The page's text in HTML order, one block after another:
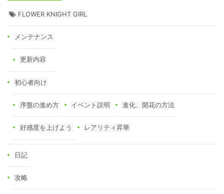
FLOWER KNIGHT GIRL
メンテナンス
更新内容
初心者向け
序盤の進め方 イベント説明 進化、開花の方法
好感度を上げよう レアリティ昇華
日記
攻略